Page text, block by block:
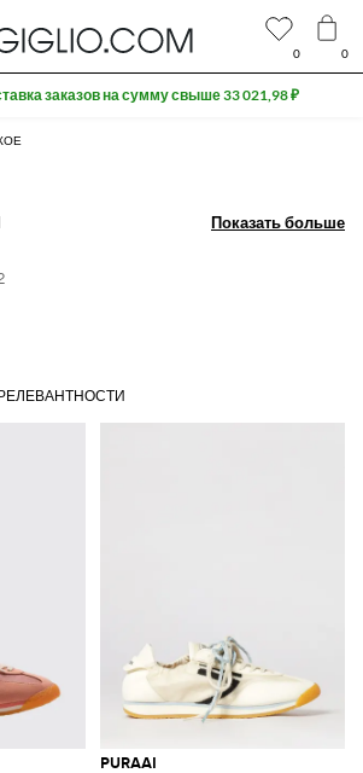
Показать больше
Показать больше
PURAAI
0 0
заказов на сумму свыше 33 021,98 ₽